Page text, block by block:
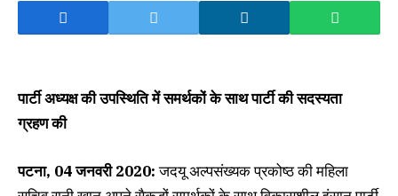
पार्टीअध्यक्षकीउपस्थितिमेंसमर्थकोंकेसाथपार्टीकीसदस्यता
ग्रहणकी
पटना, 04 जनवरी 2020:जदयू अल्पसंख्यक प्रकोष्ठ की महिला